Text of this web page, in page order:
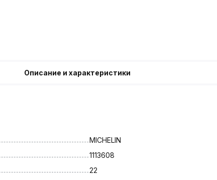
Описание и характеристики
MICHELIN
1113608
22